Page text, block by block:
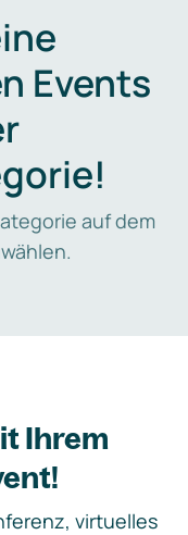
Events
auf dem
Ihrem
virtuelles